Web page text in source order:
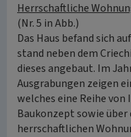
Herrschaftliche
(Nr. 5 in Abb.)
Das Haus befand sich
stand neben dem
dieses angebaut. Im
Ausgrabungen zeigen
welches eine Reihe
Baukonzept sowie
herrschaftlichen